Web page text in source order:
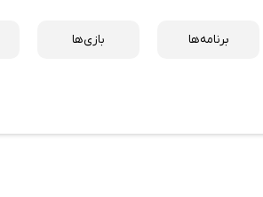
برنامه‌ها بازی‌ها